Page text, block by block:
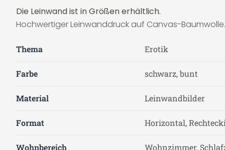
Die Leinwand ist in Größen erhältlich.
Hochwertiger Leinwanddruck auf Canvas-
Thema Erotik
Farbe schwarz, bunt
Material Leinwandbilder
Format Horizontal,
Wohnbereich Wohnzimmer,